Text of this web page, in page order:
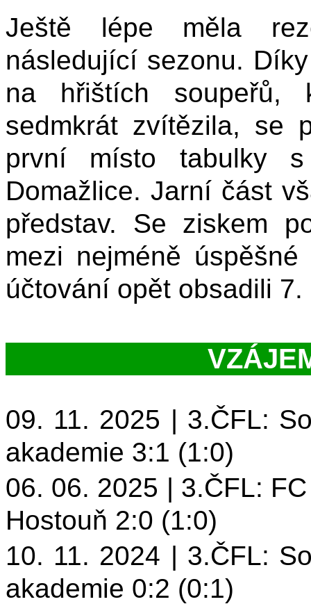
Ještě lépe měla
následující sezonu.
na hřištích soupeřů,
sedmkrát zvítězila, se
první místo tabulky
Domažlice. Jarní část
představ. Se ziskem
mezi nejméně
účtování opět obsadili
09. 11. 2025 | 3.ČFL:
akademie 3:1 (1:0)
06. 06. 2025 | 3.ČFL:
Hostouň 2:0 (1:0)
10. 11. 2024 | 3.ČFL:
akademie 0:2 (0:1)